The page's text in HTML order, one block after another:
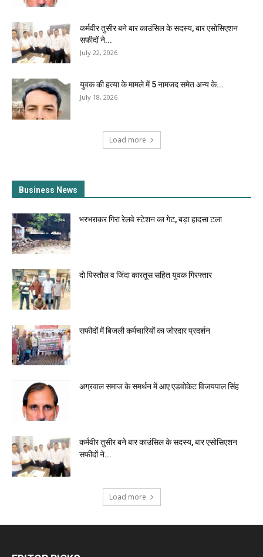
कर्मवीर तुसीर बने बार काउंसिल के सदस्य, बार एसोसिएशन
सफीदों ने...
July 22, 2026
युवक की हत्या के मामले में 5 नामजद समेत अन्य के...
July 18, 2026
Load more
Business News
भरभराकर गिरा रेलवे स्टेशन का गेट, बड़ा हादसा टला
दो पिस्तौल व जिंदा कारतूस सहित युवक गिरफ्तार
सफीदों में बिजली कर्मचारियों का जोरदार प्रदर्शन
अग्रवाल समाज के समर्थन में आए एडवोकेट विजयपाल सिंह
कर्मवीर तुसीर बने बार काउंसिल के सदस्य, बार एसोसिएशन
सफीदों ने...
Load more